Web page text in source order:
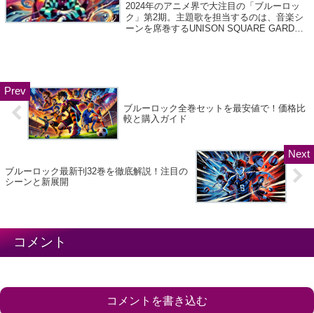
2024年のアニメ界で大注目の「ブルーロッ
ク」第2期。主題歌を担当するのは、音楽シ
ーンを席巻するUNISON SQUARE GARDEN
ブルーロック全巻セットを最安値で！価格比
較と購入ガイド
ブルーロック最新刊32巻を徹底解説！注目の
シーンと新展開
コメント
コメントを書き込む